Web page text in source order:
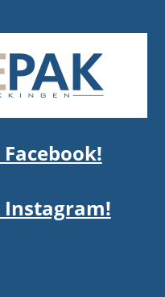
Instagram!